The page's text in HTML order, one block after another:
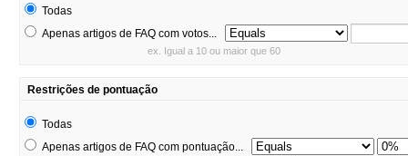
Todas
Apenas artigos de FAQ com votos...
ex. Igual a 10 ou maior que 60
Restrições de pontuação
Todas
Apenas artigos de FAQ com pontuação...